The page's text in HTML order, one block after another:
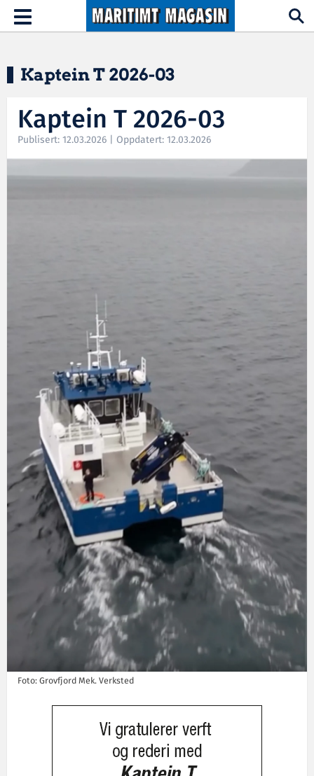
Hopp til hovedinnhold
Toggle
navigation
Kaptein T 2026-03
Kaptein T 2026-03
Publisert: 12.03.2026 | Oppdatert: 12.03.2026
Foto: Grovfjord Mek. Verksted